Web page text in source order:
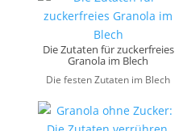
Die Zutaten für zuckerfreies
Granola im Blech
Die festen Zutaten im Blech